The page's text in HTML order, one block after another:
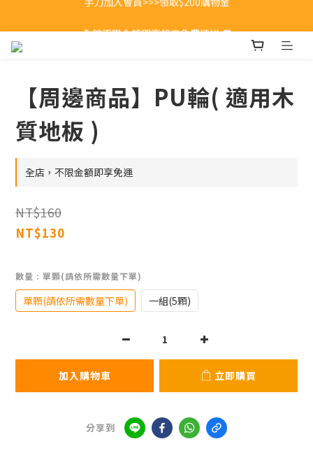
全館不限金額即享超商免費運送 🚚
【周邊商品】PU輪( 適用木
質地板 )
全店，不限金額即享免運
NT$160
NT$130
數量 : 單顆(請依所需數量下單)
單顆(請依所需數量下單) 一組(5顆)
加入購物車 立即購買
分享到